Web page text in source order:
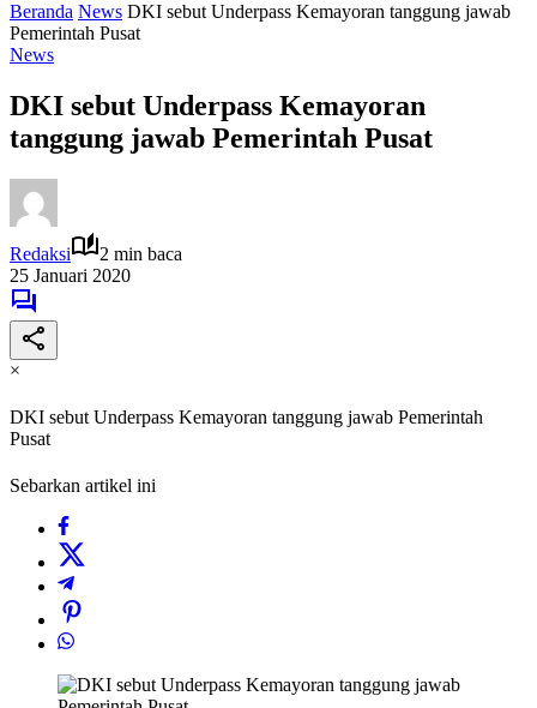
Beranda News DKI sebut Underpass Kemayoran tanggung jawab
Pemerintah Pusat
News
DKI sebut Underpass Kemayoran
tanggung jawab Pemerintah Pusat
Redaksi
2 min baca
25 Januari 2020
×
DKI sebut Underpass Kemayoran tanggung jawab Pemerintah
Pusat
Sebarkan artikel ini